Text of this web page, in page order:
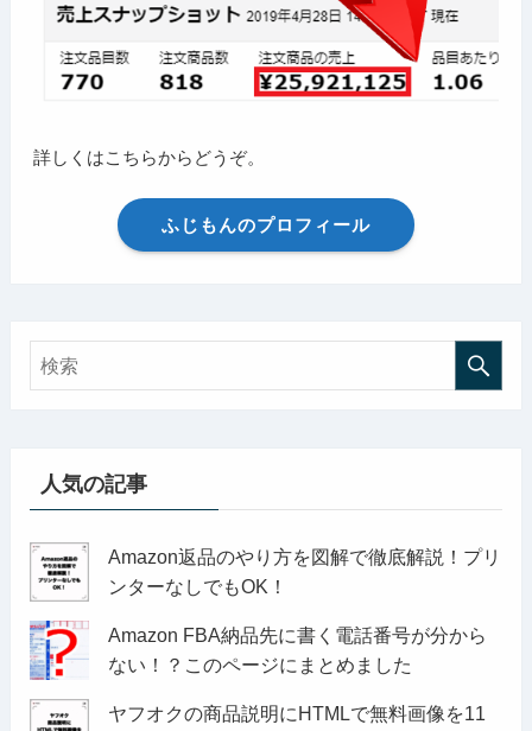
詳しくはこちらからどうぞ。
ふじもんのプロフィール
人気の記事
Amazon返品のやり方を図解で徹底解説！プリ
ンターなしでもOK！
Amazon FBA納品先に書く電話番号が分から
ない！？このページにまとめました
ヤフオクの商品説明にHTMLで無料画像を11